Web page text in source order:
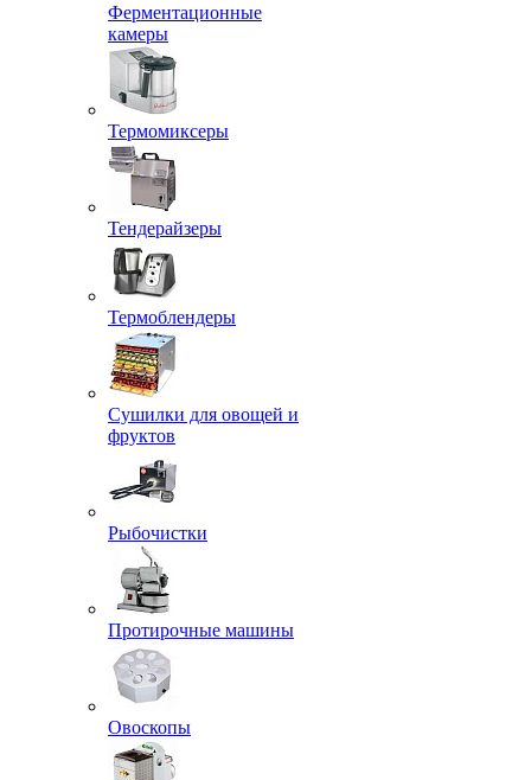
Ферментационные
камеры
Термомиксеры
Тендерайзеры
Термоблендеры
Сушилки для овощей и
фруктов
Рыбочистки
Протирочные машины
Овоскопы